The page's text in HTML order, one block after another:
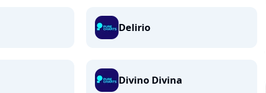
Delirio
Divino Divina